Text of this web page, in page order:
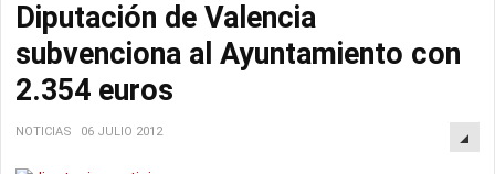
Diputación de Valencia
subvenciona al Ayuntamiento con
2.354 euros
NOTICIAS 06 JULIO 2012